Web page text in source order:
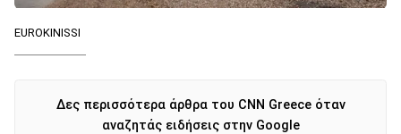
EUROKINISSI
Δες περισσότερα άρθρα του CNN Greece όταν
αναζητάς ειδήσεις στην Google